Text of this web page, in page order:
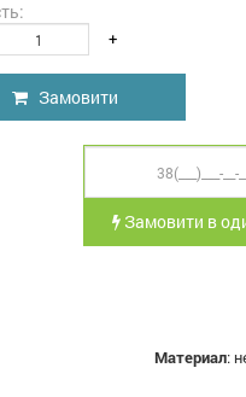
+
Замовити
Замовити в
Материал: